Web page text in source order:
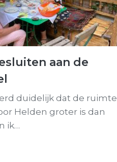
aan de
duidelijk dat de ruimte
Helden groter is dan
ik…